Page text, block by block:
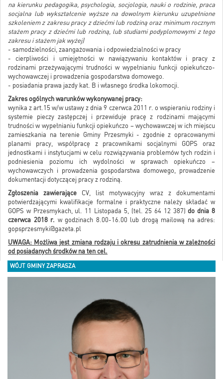
na kierunku pedagogika, psychologia, socjologia, nauki o rodzinie, praca
socjalna lub wykształcenie wyższe na dowolnym kierunku uzupełnione
szkoleniem z zakresu pracy z dziećmi lub rodziną oraz minimum rocznym
stażem pracy z dziećmi lub rodziną, lub studiami podyplomowymi z tego
zakresu i stażem jak wyżej)
- samodzielności, zaangażowania i odpowiedzialności w pracy
- cierpliwości i umiejętności w nawiązywaniu kontaktów i pracy z
rodzinami przeżywającymi trudności w wypełnianiu funkcji opiekuńczo-
wychowawczej i prowadzenia gospodarstwa domowego.
- posiadania prawa jazdy kat. B i własnego środka lokomocji.
Zakres ogólnych warunków wykonywanej pracy:
wynika z art.15 w/w ustawy z dnia 9 czerwca 2011 r. o wspieraniu rodziny i
systemie pieczy zastępczej i przewiduje pracę z rodzinami mającymi
trudności w wypełnianiu funkcji opiekuńczo – wychowawczej w ich miejscu
zamieszkania na terenie Gminy Przesmyki - zgodnie z opracowanymi
planami pracy, współpracę z pracownikami socjalnymi GOPS oraz
jednostkami i instytucjami w celu rozwiązywania problemów tych rodzin i
podniesienia poziomu ich wydolności w sprawach opiekuńczo –
wychowawczych i prowadzenia gospodarstwa domowego, prowadzenie
dokumentacji dotyczącej pracy z rodziną.
Zgłoszenia zawierające CV, list motywacyjny wraz z dokumentami
potwierdzającymi kwalifikacje formalne i praktyczne należy składać w
GOPS w Przesmykach, ul. 11 Listopada 5, (tel. 25 64 12 387)do dnia 8
czerwca 2018 r. w godzinach 8.00-16.00 lub drogą mailową na adres:
gopsprzesmyki@gazeta.pl
UWAGA: Możliwa jest zmiana rodzaju i okresu zatrudnienia w zależności
od posiadanych środków na ten cel.
WÓJT GMINY ZAPRASZA